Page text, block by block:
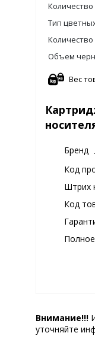
Тип
Объем
Вес
Бренд
Код
Штрих
Код
Внимание!!!
уточняйте